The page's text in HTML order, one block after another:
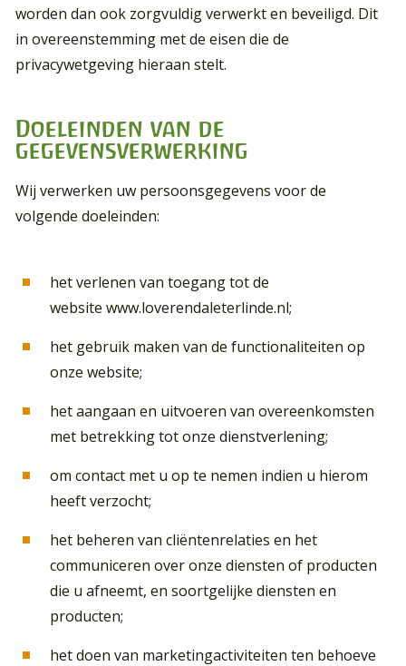
worden dan ook zorgvuldig verwerkt en beveiligd. Dit
in overeenstemming met de eisen die de
privacywetgeving hieraan stelt.
Doeleinden van de
gegevensverwerking
Wij verwerken uw persoonsgegevens voor de
volgende doeleinden:
het verlenen van toegang tot de
websitewww.loverendaleterlinde.nl;
het gebruik maken van de functionaliteiten op
onze website;
het aangaan en uitvoeren van overeenkomsten
met betrekking tot onze dienstverlening;
om contact met u op te nemen indien u hierom
heeft verzocht;
het beheren van cliëntenrelaties en het
communiceren over onze diensten of producten
die u afneemt, en soortgelijke diensten en
producten;
het doen van marketingactiviteiten ten behoeve